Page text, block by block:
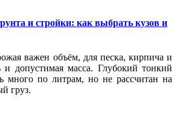
и стройки: как выбрать кузов и
важен объём, для песка, кирпича и
допустимая масса. Глубокий тонкий
много по литрам, но не рассчитан на
груз.